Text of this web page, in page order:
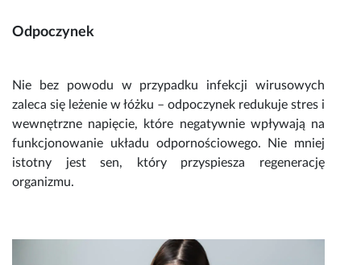
Odpoczynek
Nie bez powodu w przypadku infekcji wirusowych
zaleca się leżenie w łóżku – odpoczynek redukuje stres i
wewnętrzne napięcie, które negatywnie wpływają na
funkcjonowanie układu odpornościowego. Nie mniej
istotny jest sen, który przyspiesza regenerację
organizmu.